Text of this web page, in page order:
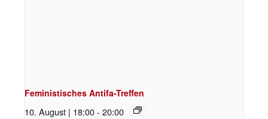
Feministisches Antifa-Treffen
10. August | 18:00- 20:00